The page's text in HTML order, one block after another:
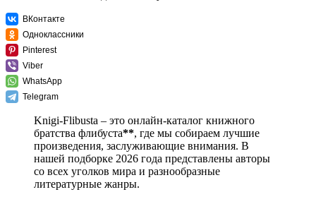
ВКонтакте
Одноклассники
Pinterest
Viber
WhatsApp
Telegram
Knigi-Flibusta – это онлайн-каталог книжного
братства флибуста**, где мы собираем лучшие
произведения, заслуживающие внимания. В
нашей подборке 2026 года представлены авторы
со всех уголков мира и разнообразные
литературные жанры.